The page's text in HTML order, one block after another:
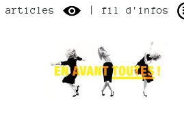
articles | fil d'infos